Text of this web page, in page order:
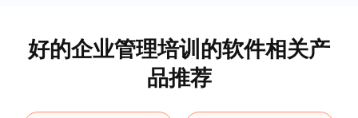
好的企业管理培训的软件相关产
品推荐